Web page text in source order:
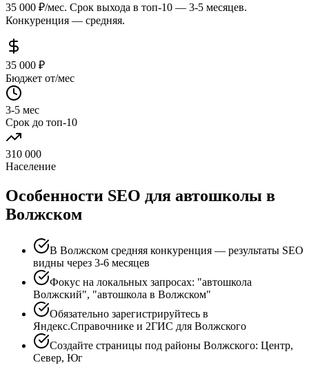
35 000 ₽/мес. Срок выхода в топ-10 — 3-5 месяцев.
Конкуренция — средняя.
35 000 ₽
Бюджет от/мес
3-5 мес
Срок до топ-10
310 000
Население
Особенности SEO для автошколы в
Волжском
В Волжском средняя конкуренция — результаты SEO
видны через 3-6 месяцев
Фокус на локальных запросах: "автошкола
Волжский", "автошкола в Волжском"
Обязательно зарегистрируйтесь в
Яндекс.Справочнике и 2ГИС для Волжского
Создайте страницы под районы Волжского: Центр,
Север, Юг